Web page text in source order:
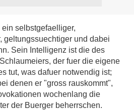
selbstgefaelliger,
geltungssuechtiger und dabei
Sein Intelligenz ist die des
der fuer die eigene
tut, was dafuer notwendig ist;
denen er "gross rauskommt",
wochenlang die
der Buerger beherrschen.